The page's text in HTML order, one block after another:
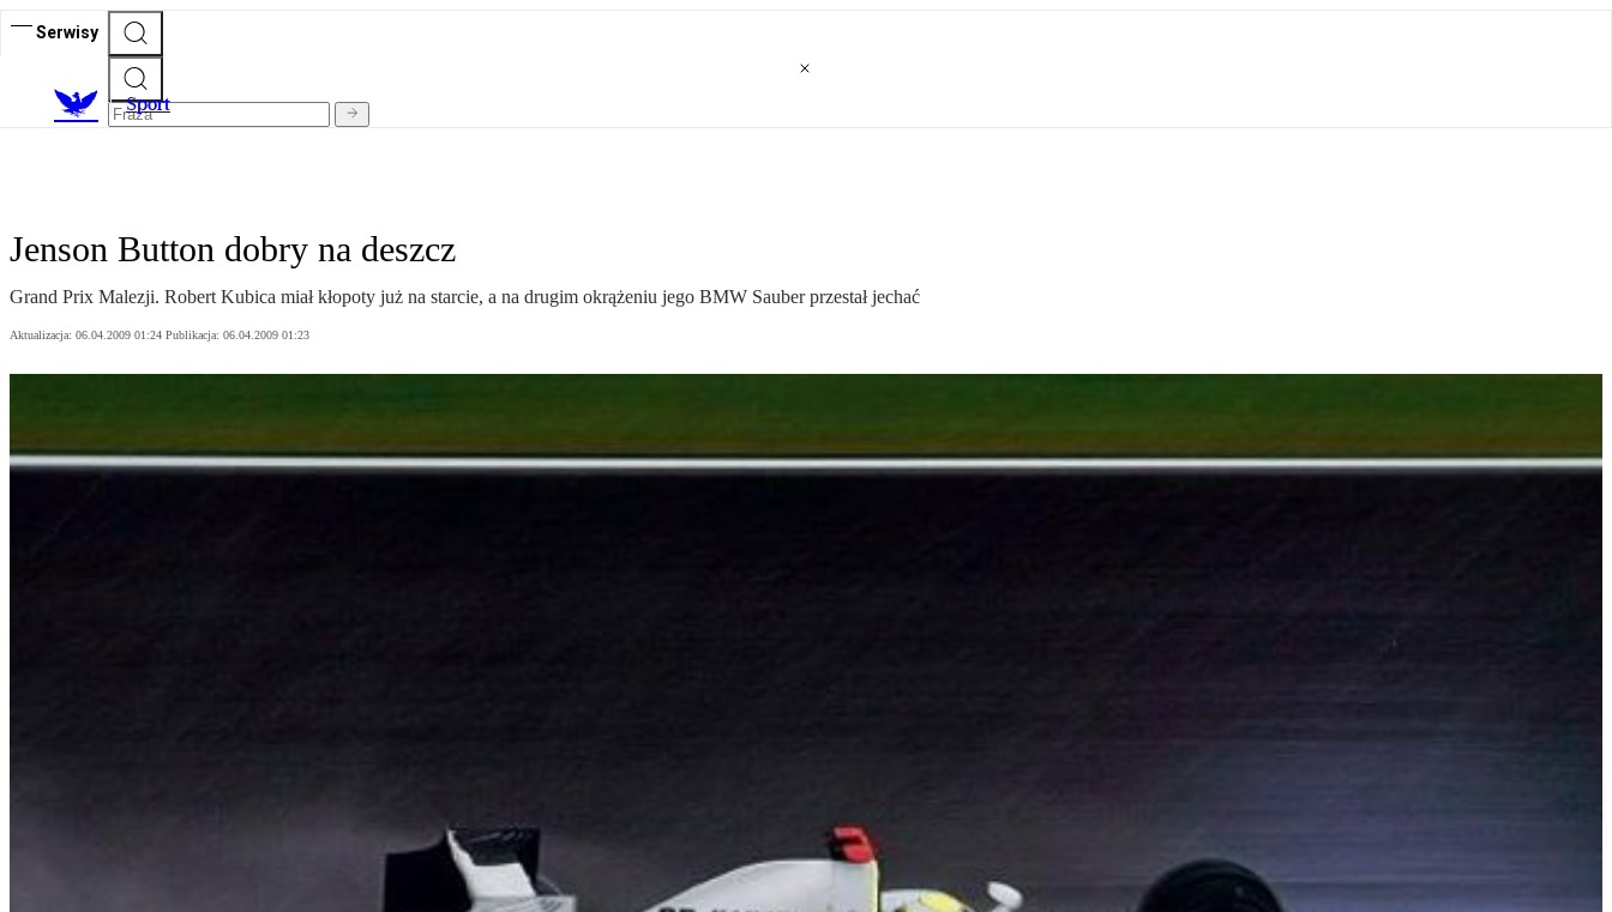
Serwisy
Sport
Jenson Button dobry na deszcz
Grand Prix Malezji. Robert Kubica miał kłopoty już na starcie, a na drugim okrążeniu jego BMW Sauber przestał jechać
Aktualizacja: 06.04.2009 01:24 Publikacja: 06.04.2009 01:23